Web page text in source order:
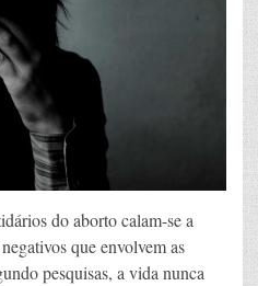
do aborto calam-se a
que envolvem as
pesquisas, a vida nunca